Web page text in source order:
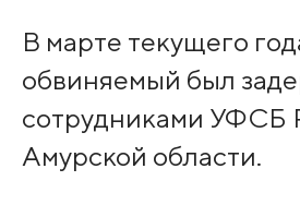
В марте текущего
обвиняемый был
сотрудниками УФСБ
Амурской области.